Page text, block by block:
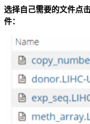
选择自己需要的文件点
件：